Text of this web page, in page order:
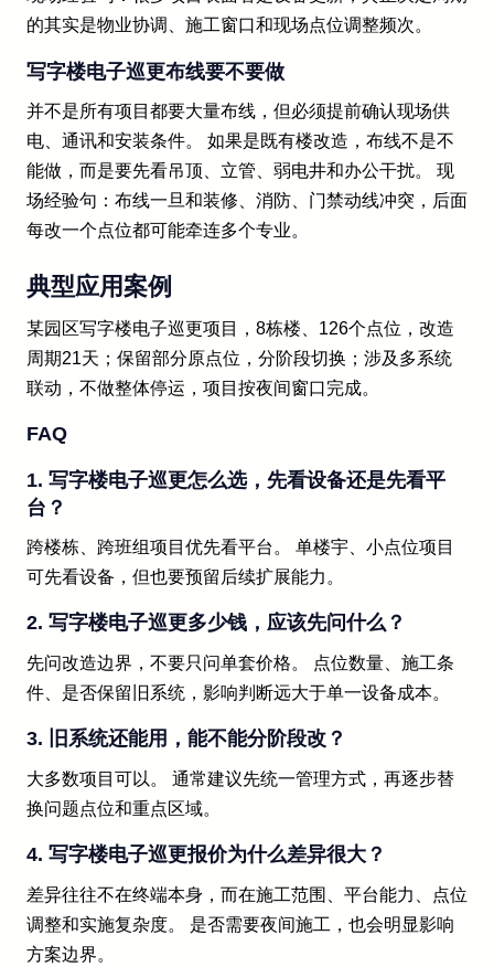
的其实是物业协调、施工窗口和现场点位调整频次。
写字楼电子巡更布线要不要做
并不是所有项目都要大量布线，但必须提前确认现场供
电、通讯和安装条件。 如果是既有楼改造，布线不是不
能做，而是要先看吊顶、立管、弱电井和办公干扰。 现
场经验句：布线一旦和装修、消防、门禁动线冲突，后面
每改一个点位都可能牵连多个专业。
典型应用案例
某园区写字楼电子巡更项目，8栋楼、126个点位，改造
周期21天；保留部分原点位，分阶段切换；涉及多系统
联动，不做整体停运，项目按夜间窗口完成。
FAQ
1. 写字楼电子巡更怎么选，先看设备还是先看平
台？
跨楼栋、跨班组项目优先看平台。 单楼宇、小点位项目
可先看设备，但也要预留后续扩展能力。
2. 写字楼电子巡更多少钱，应该先问什么？
先问改造边界，不要只问单套价格。 点位数量、施工条
件、是否保留旧系统，影响判断远大于单一设备成本。
3. 旧系统还能用，能不能分阶段改？
大多数项目可以。 通常建议先统一管理方式，再逐步替
换问题点位和重点区域。
4. 写字楼电子巡更报价为什么差异很大？
差异往往不在终端本身，而在施工范围、平台能力、点位
调整和实施复杂度。 是否需要夜间施工，也会明显影响
方案边界。